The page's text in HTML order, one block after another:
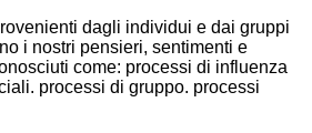
dagli individui e dai gruppi
i nostri pensieri, sentimenti e
come: processi di influenza
processi di gruppo. processi